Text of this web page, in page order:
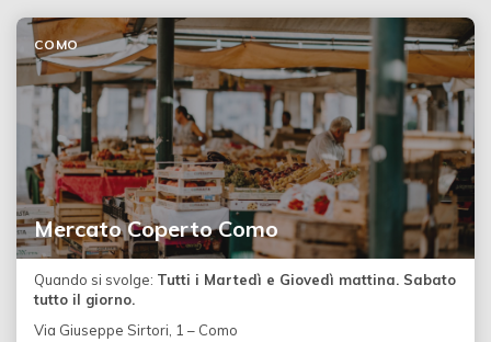
Mercato Coperto Como
COMO
Quando si svolge: Tutti i Martedì e Giovedì mattina. Sabato
tutto il giorno.
Via Giuseppe Sirtori, 1 – Como